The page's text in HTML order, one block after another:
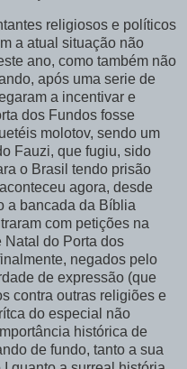
religiosos e políticos
a atual situação não
ano, como também não
após uma serie de
a incentivar e
dos Fundos fosse
molotov, sendo um
Fauzi, que fugiu, sido
o Brasil tendo prisão
agora, desde
a bancada da Bíblia
com petições na
Natal do Porta dos
negados pelo
de expressão (que
contra outras religiões e
do especial não
histórica de
de fundo, tanto a sua